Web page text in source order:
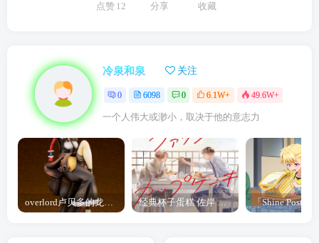
点赞 12 分享 收藏
冷泉和泉 关注
0 6098 0 6.1W+ 49.6W+
一个人伟大或渺小，取决于他的意志力
overlord卢贝多的龙王谁厉害 「Overlord」露普斯蕾琪娜·贝塔手办开订 经典杯子蛋糕 佐岸 漫画「经典杯子蛋糕」宣布真人日剧化